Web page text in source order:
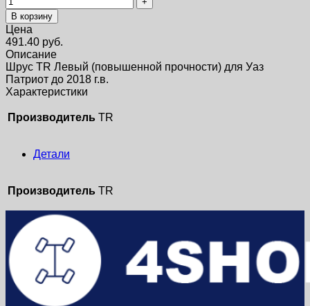
В корзину
Цена
491.40 руб.
Описание
Шрус TR Левый (повышенной прочности) для Уаз
Патриот до 2018 г.в.
Характеристики
Производитель TR
Детали
Производитель TR